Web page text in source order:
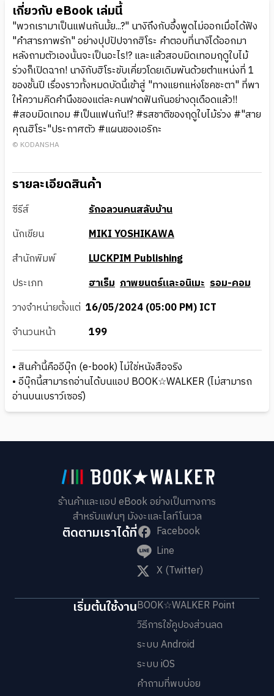
เกี่ยวกับ eBook เล่มนี้
"พวกเรามาเป็นแฟนกันมั้ย...?" นางิถึงกับอึ้งพูดไม่ออกเมื่อได้ฟัง
"คำสารภาพรัก" อย่างปุปปัปจากฮิโระ คำตอบที่นางิได้ออกมา
หลังถามตัวเองนั้นจะเป็นอะไร!? และแล้วสอบมิดเทอมฤดูใบไม้
ร่วงก็เปิดฉาก! นางิกับฮิโระขับเคี่ยวโดยเดิมพันด้วยตำแหน่งที่ 1
ของชั้นปี เรื่องราวทั้งหมดบัดนี้เข้าสู่ "ทางแยกแห่งโชคชะตา" ที่พา
ให้ความคิดคำนึงของแต่ละคนฟาดฟันกันอย่างดุเดือดแล้ว!!
#สอบมิดเทอม #เป็นแฟนกัน!? #รสชาติของฤดูใบไม้ร่วง #"สาย
คุณฮิโระ"ประกาศตัว #แผนของเอริกะ
© KODANSHA
รายละเอียดสินค้า
ซีรีส์
รักอลวนคนสลับบ้าน
นักเขียน
MIKI YOSHIKAWA
สำนักพิมพ์
LUCKPIM Publishing
ประเภท
ฮาเร็ม ภาพยนตร์และอนิเมะ รอม-คอม
วางจำหน่ายตั้งแต่ 16/05/2024 (05:00 PM) ICT
จำนวนหน้า
199
• สินค้านี้คืออีบุ๊ก (e-book) ไม่ใช่หนังสือจริง
• อีบุ๊กนี้สามารถอ่านได้บนแอป BOOK☆WALKER (ไม่สามารถ
อ่านบนเบราว์เซอร์)
ร้านค้าและแอป eBook อย่างเป็นทางการ
สำหรับแฟนๆ มังงะและไลท์โนเวล
ติดตามเราได้ที่
Facebook
Line
X (Twitter)
เริ่มต้นใช้งานBOOK☆WALKER Point
วิธีการใช้คูปองส่วนลด
ระบบ Android
ระบบ iOS
คำถามที่พบบ่อย